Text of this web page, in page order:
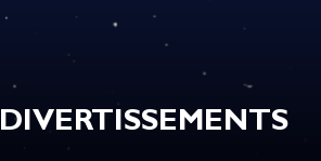
DIVERTISSEMENTS